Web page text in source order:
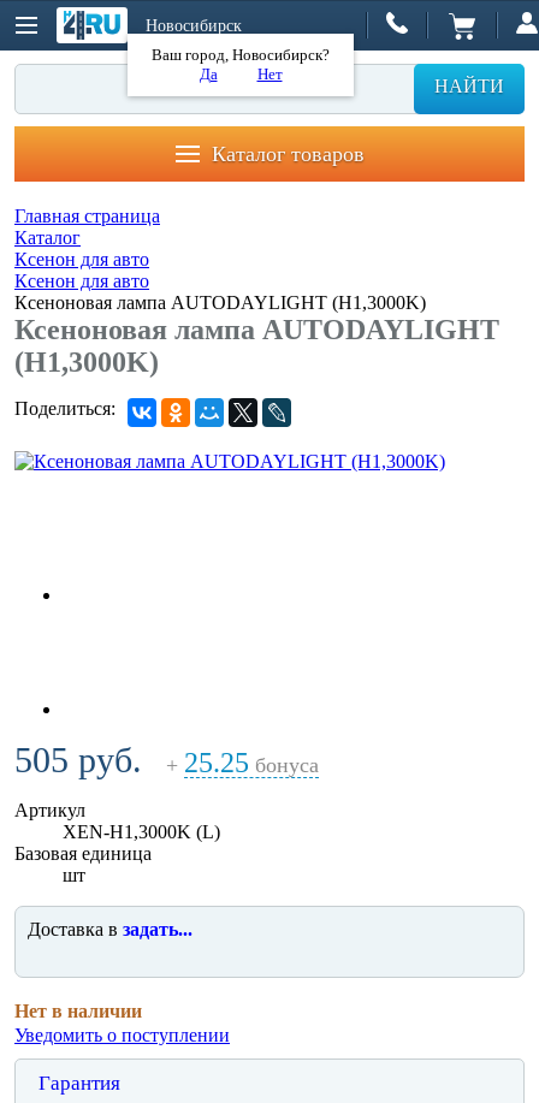
Новосибирск
Ваш город, Новосибирск?
Да
Нет
НАЙТИ
Каталог товаров
Главная страница
Каталог
Ксенон для авто
Ксенон для авто
Ксеноновая лампа AUTODAYLIGHT (H1,3000K)
Ксеноновая лампа AUTODAYLIGHT
(H1,3000K)
Поделиться:
505 руб. + 25.25 бонуса
Артикул
XEN-H1,3000K (L)
Базовая единица
шт
Доставка в задать...
Нет в наличии
Уведомить о поступлении
Гарантия